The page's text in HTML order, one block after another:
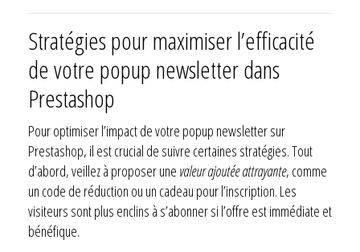
Stratégies pour maximiser l’efficacité
de votre popup newsletter dans
Prestashop
Pour optimiser l’impact de votre popup newsletter sur
Prestashop, il est crucial de suivre certaines stratégies. Tout
d’abord, veillez à proposer une valeur ajoutée attrayante, comme
un code de réduction ou un cadeau pour l’inscription. Les
visiteurs sont plus enclins à s’abonner si l’offre est immédiate et
bénéfique.